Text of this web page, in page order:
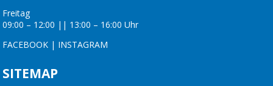
Freitag
09:00 – 12:00 || 13:00 – 16:00 Uhr
FACEBOOK | INSTAGRAM
SITEMAP